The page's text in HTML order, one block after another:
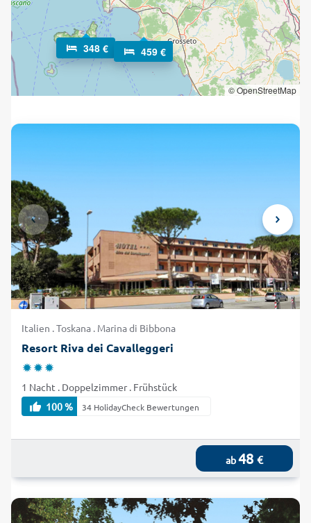
459 €
348 €
© OpenStreetMap
Italien . Toskana . Marina di Bibbona
Resort Riva dei Cavalleggeri
1 Nacht . Doppelzimmer . Frühstück
100 %
34 HolidayCheck Bewertungen
ab48 €